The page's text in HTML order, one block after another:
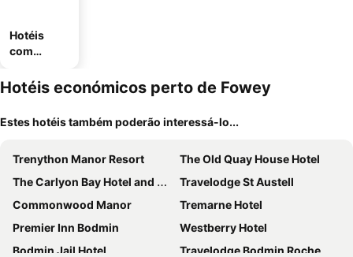
Hotéis
com
mento
Hotéis económicos perto de Fowey
Estes hotéis também poderão interessá-lo...
Trenython Manor Resort
The Old Quay House Hotel
The Carlyon Bay Hotel and Spa
Travelodge St Austell
Commonwood Manor
Tremarne Hotel
Premier Inn Bodmin
Westberry Hotel
Bodmin Jail Hotel
Travelodge Bodmin Roche